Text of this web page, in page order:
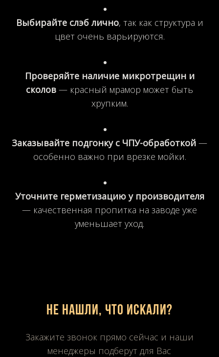
Выбирайте слэб лично, так как структура и
цвет очень варьируются.
Проверяйте наличие микротрещин и
сколов — красный мрамор может быть
хрупким.
Заказывайте подгонку с ЧПУ-обработкой —
особенно важно при врезке мойки.
Уточните герметизацию у производителя
— качественная пропитка на заводе уже
уменьшает уход.
Не нашли, что искали?
Закажите звонок прямо сейчас и наши
менеджеры подберут для Вас